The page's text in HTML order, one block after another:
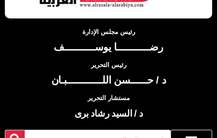
رئيس مجلس الإدارة
رضــــــــــــا يوســـــــــــف
رئيس التحرير
د / حــــــسن اللـــــــــــــبـان
مستشار التحرير
د / السيد رشاد برى